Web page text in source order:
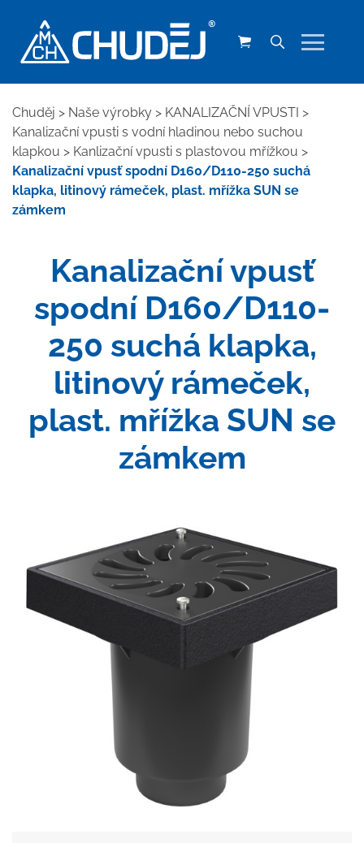
Chuděj > Naše výrobky > KANALIZAČNÍ VPUSTI >
Kanalizační vpusti s vodní hladinou nebo suchou
klapkou > Kanlizační vpusti s plastovou mřížkou >
Kanalizační vpusť spodní D160/D110-250 suchá
klapka, litinový rámeček, plast. mřížka SUN se
zámkem
Kanalizační vpusť
spodní D160/D110-
250 suchá klapka,
litinový rámeček,
plast. mřížka SUN se
zámkem